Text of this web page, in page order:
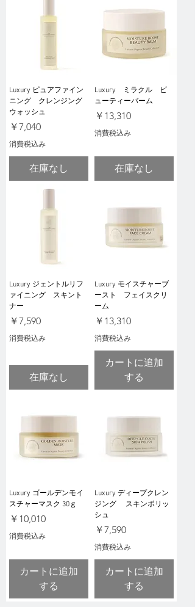
Luxury ピュアファイン
ニング クレンジング
ウォッシュ
価格
￥7,040
消費税込み
在庫なし
Luxury ミラクル ビ
ューティーバーム
価格
￥13,310
消費税込み
在庫なし
Luxury ジェントルリフ
ァイニング スキント
ナー
価格
￥7,590
消費税込み
在庫なし
Luxury モイスチャーブ
ースト フェイスクリ
ーム
価格
￥13,310
消費税込み
カートに追加
する
Luxury ゴールデンモイ
スチャーマスク 30ｇ
価格
￥10,010
消費税込み
カートに追加
する
Luxury ディープクレン
ジング スキンポリッ
シュ
価格
￥7,590
消費税込み
カートに追加
する